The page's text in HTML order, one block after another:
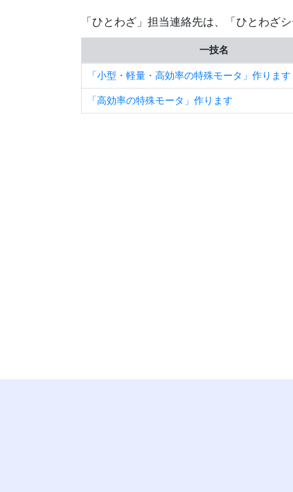
「ひとわざ」担当連絡先は、「ひとわざ
一技名
「小型・軽量・高効率の特殊モータ」作ります
「高効率の特殊モータ」作ります